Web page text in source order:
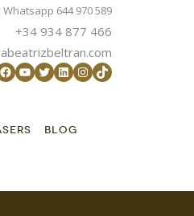
Whatsapp 644 970 589
+34 934 877 466
YouTube
Twitter
LinkedIn
Instagram
TikTok
BLOG